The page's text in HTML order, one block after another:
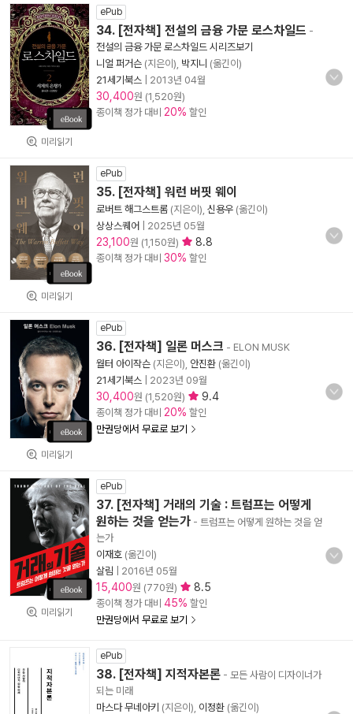
미리읽기
ePub
34. [전자책] 전설의 금융 가문 로스차일드 -
전설의 금융 가문 로스차일드 시리즈보기
니얼 퍼거슨 (지은이), 박지니 (옮긴이)
21세기북스
2013년 04월
30,400원 (1,520원)
종이책 정가 대비 20% 할인
미리읽기
ePub
35. [전자책] 워런 버핏 웨이
로버트 해그스트롬 (지은이), 신용우 (옮긴이)
상상스퀘어
2025년 05월
23,100원 (1,150원) 8.8
종이책 정가 대비 30% 할인
미리읽기
ePub
36. [전자책] 일론 머스크 - ELON MUSK
월터 아이작슨 (지은이), 안진환 (옮긴이)
21세기북스
2023년 09월
30,400원 (1,520원) 9.4
종이책 정가 대비 20% 할인
만권당에서 무료로 보기
미리읽기
ePub
37. [전자책] 거래의 기술 : 트럼프는 어떻게
원하는 것을 얻는가 - 트럼프는 어떻게 원하는 것을 얻
는가
이재호 (옮긴이)
살림
2016년 05월
15,400원 (770원) 8.5
종이책 정가 대비 45% 할인
만권당에서 무료로 보기
ePub
38. [전자책] 지적자본론 - 모든 사람이 디자이너가
되는 미래
마스다 무네아키 (지은이), 이정환 (옮긴이)